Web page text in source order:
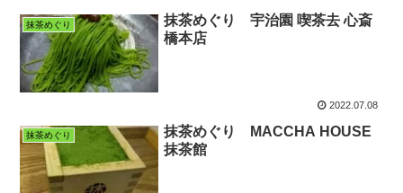
抹茶めぐり
抹茶めぐり 宇治園 喫茶去 心斎
橋本店
2022.07.08
抹茶めぐり
抹茶めぐり MACCHA HOUSE
抹茶館